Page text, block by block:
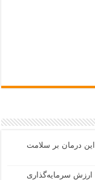
این درمان بر سلامت
ارزش سرمایه‌گذاری